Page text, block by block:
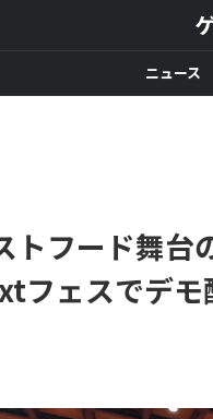
ニュース
トフード舞台
フェスでデ